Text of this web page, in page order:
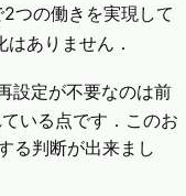
つの働きを実現して
ありません．
設定が不要なのは前
いる点です．このお
る判断が出来まし